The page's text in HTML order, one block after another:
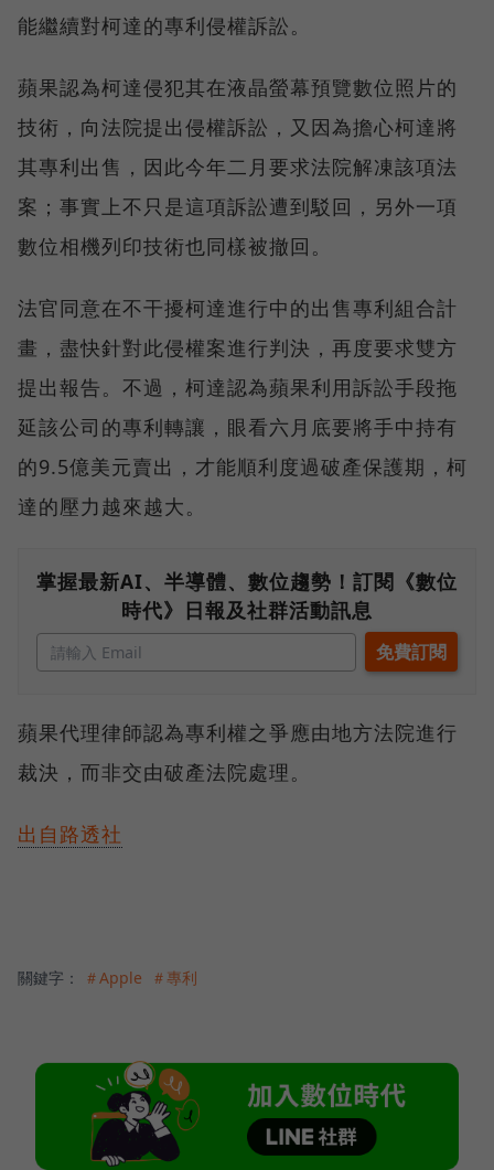
能繼續對柯達的專利侵權訴訟。
蘋果認為柯達侵犯其在液晶螢幕預覽數位照片的
技術，向法院提出侵權訴訟，又因為擔心柯達將
其專利出售，因此今年二月要求法院解凍該項法
案；事實上不只是這項訴訟遭到駁回，另外一項
數位相機列印技術也同樣被撤回。
法官同意在不干擾柯達進行中的出售專利組合計
畫，盡快針對此侵權案進行判決，再度要求雙方
提出報告。不過，柯達認為蘋果利用訴訟手段拖
延該公司的專利轉讓，眼看六月底要將手中持有
的9.5億美元賣出，才能順利度過破產保護期，柯
達的壓力越來越大。
掌握最新AI、半導體、數位趨勢！訂閱《數位
時代》日報及社群活動訊息
蘋果代理律師認為專利權之爭應由地方法院進行
裁決，而非交由破產法院處理。
出自路透社
關鍵字： ＃Apple ＃專利